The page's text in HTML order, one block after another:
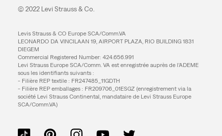
© 2022 Levi Strauss & Co.
Levis Strauss & CO Europe SCA/Comm.VA
LEONARDO DA VINCILAAN 19, AIRPORT PLAZA, RIO BUILDING 1831
DIEGEM
Commercial Registered Number: 424.656.991
Levi Strauss Europe SCA/Comm. VA est enregistrée auprès de l’ADEME
sous les identifiants suivants :
- Filière REP textile : FR247485_11GDTH
- Filière REP emballages : FR209706_01ESGZ (enregistrement via la
société Levi Strauss Continental, mandataire de Levi Strauss Europe
SCA/Comm.VA)